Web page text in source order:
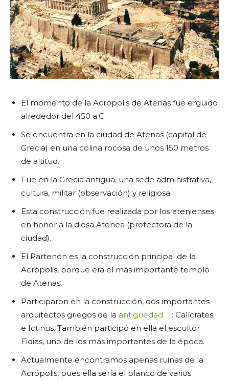
El momento de la Acrópolis de Atenas fue erguido
alrededor del 450 a.C.
Se encuentra en la ciudad de Atenas (capital de
Grecia) en una colina rocosa de unos 150 metros
de altitud.
Fue en la Grecia antigua, una sede administrativa,
cultura, militar (observación) y religiosa.
Esta construcción fue realizada por los atenienses
en honor a la diosa Atenea (protectora de la
ciudad).
El Partenón es la construcción principal de la
Acrópolis, porque era el más importante templo
de Atenas.
Participaron en la construcción, dos importantes
arquitectos griegos de la antigüedad
: Calícrates
e Ictinus. También participó en ella el escultor
Fidias, uno de los más importantes de la época.
Actualmente encontramos apenas ruinas de la
Acrópolis, pues ella sería el blanco de varios